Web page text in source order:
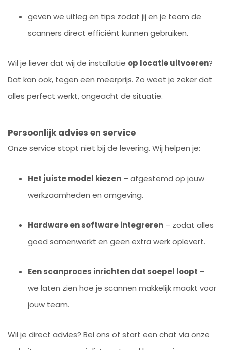
geven we uitleg en tips zodat jij en je team de
scanners direct efficiënt kunnen gebruiken.
Wil je liever dat wij de installatie op locatie uitvoeren?
Dat kan ook, tegen een meerprijs. Zo weet je zeker dat
alles perfect werkt, ongeacht de situatie.
Persoonlijk advies en service
Onze service stopt niet bij de levering. Wij helpen je:
Het juiste model kiezen – afgestemd op jouw
werkzaamheden en omgeving.
Hardware en software integreren – zodat alles
goed samenwerkt en geen extra werk oplevert.
Een scanproces inrichten dat soepel loopt –
we laten zien hoe je scannen makkelijk maakt voor
jouw team.
Wil je direct advies? Bel ons of start een chat via onze